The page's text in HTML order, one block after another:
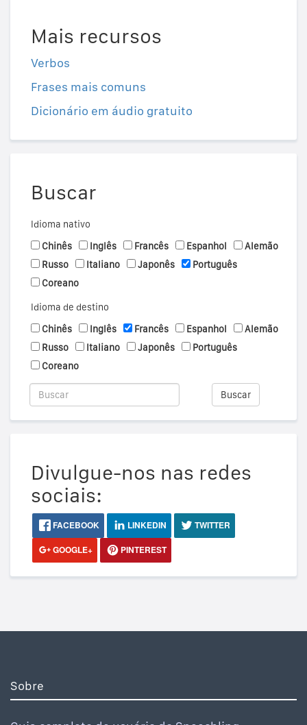
Mais recursos
Verbos
Frases mais comuns
Dicionário em áudio gratuito
Buscar
Idioma nativo
Chinês
Inglês Francês Espanhol
Alemão
Russo
Italiano Japonês
Português
Coreano
Idioma de destino
Chinês
Inglês Francês Espanhol
Alemão
Russo
Italiano Japonês
Português
Coreano
Buscar
Divulgue-nos nas redes
sociais:
FACEBOOK LINKEDIN
TWITTER
GOOGLE+
PINTEREST
Sobre